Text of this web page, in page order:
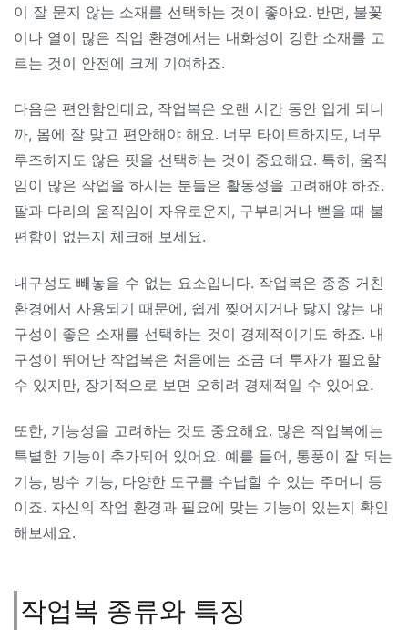
이 잘 묻지 않는 소재를 선택하는 것이 좋아요. 반면, 불꽃
이나 열이 많은 작업 환경에서는 내화성이 강한 소재를 고
르는 것이 안전에 크게 기여하죠.
다음은 편안함인데요, 작업복은 오랜 시간 동안 입게 되니
까, 몸에 잘 맞고 편안해야 해요. 너무 타이트하지도, 너무
루즈하지도 않은 핏을 선택하는 것이 중요해요. 특히, 움직
임이 많은 작업을 하시는 분들은 활동성을 고려해야 하죠.
팔과 다리의 움직임이 자유로운지, 구부리거나 뻗을 때 불
편함이 없는지 체크해 보세요.
내구성도 빼놓을 수 없는 요소입니다. 작업복은 종종 거친
환경에서 사용되기 때문에, 쉽게 찢어지거나 닳지 않는 내
구성이 좋은 소재를 선택하는 것이 경제적이기도 하죠. 내
구성이 뛰어난 작업복은 처음에는 조금 더 투자가 필요할
수 있지만, 장기적으로 보면 오히려 경제적일 수 있어요.
또한, 기능성을 고려하는 것도 중요해요. 많은 작업복에는
특별한 기능이 추가되어 있어요. 예를 들어, 통풍이 잘 되는
기능, 방수 기능, 다양한 도구를 수납할 수 있는 주머니 등
이죠. 자신의 작업 환경과 필요에 맞는 기능이 있는지 확인
해보세요.
작업복 종류와 특징